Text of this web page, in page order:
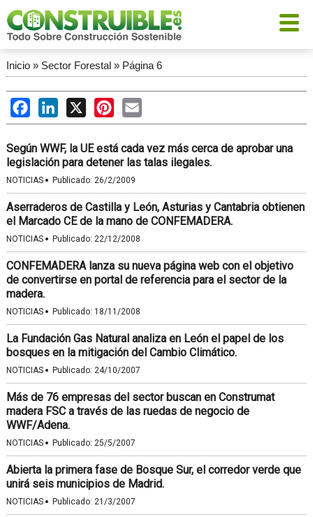
Inicio» Sector Forestal» Página 6
FacebookLinkedIn
X PinterestEmail
Según WWF, la UE está cada vez más cerca de aprobar una
legislación para detener las talas ilegales.
NOTICIAS · Publicado: 26/2/2009
Aserraderos de Castilla y León, Asturias y Cantabria obtienen
el Marcado CE de la mano de CONFEMADERA.
NOTICIAS · Publicado: 22/12/2008
CONFEMADERA lanza su nueva página web con el objetivo
de convertirse en portal de referencia para el sector de la
madera.
NOTICIAS · Publicado: 18/11/2008
La Fundación Gas Natural analiza en León el papel de los
bosques en la mitigación del Cambio Climático.
NOTICIAS · Publicado: 24/10/2007
Más de 76 empresas del sector buscan en Construmat
madera FSC a través de las ruedas de negocio de
WWF/Adena.
NOTICIAS · Publicado: 25/5/2007
Abierta la primera fase de Bosque Sur, el corredor verde que
unirá seis municipios de Madrid.
NOTICIAS · Publicado: 21/3/2007